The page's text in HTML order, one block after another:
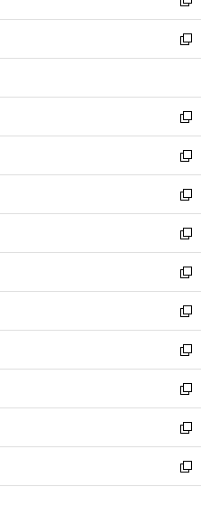
開
く
ウ
で
開
ン
ド
ウ
開
く
ウ
ィ
ン
ウ
で
開
く
新
し
い
ウ
ン
ド
ウ
で
開
く
新
し
ウ
ィ
ン
ド
ウ
で
開
く
新
し
い
ウ
ィ
ン
ド
ウ
で
開
く
新
し
い
ウ
ィ
ン
ド
ウ
で
開
く
新
し
い
ウ
ィ
ン
ド
ウ
で
開
く
新
し
い
ウ
ィ
ン
ド
ウ
で
開
く
新
し
い
ウ
ィ
ン
ド
ウ
で
開
く
新
し
い
ウ
ィ
ン
ド
ウ
で
開
新
し
い
ウ
ィ
ン
ド
ウ
新
し
い
ウ
ィ
ン
新
し
い
ウ
新
し